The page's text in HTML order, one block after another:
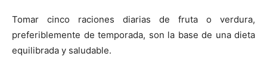
Tomar cinco raciones diarias de fruta o verdura,
preferiblemente de temporada, son la base de una dieta
equilibrada y saludable.